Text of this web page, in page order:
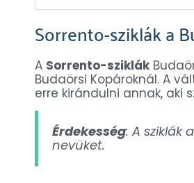
Sorrento-sziklák a
A Sorrento-sziklák
Budaörsi Kopároknál. A
erre kirándulni annak, aki
Érdekesség: A sziklák
nevüket.